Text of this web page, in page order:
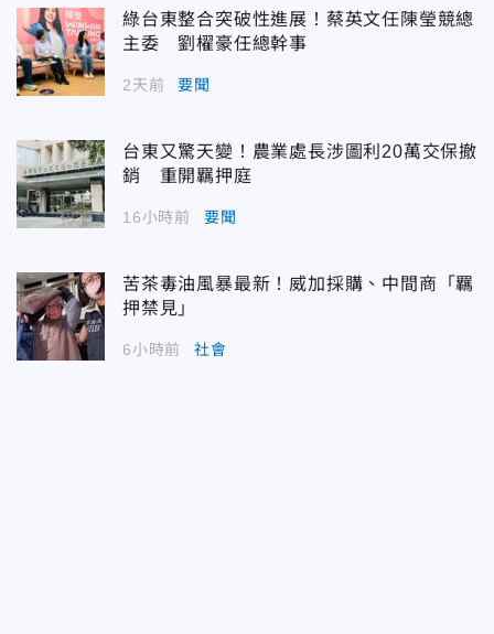
綠台東整合突破性進展！蔡英文任陳瑩競總
主委 劉櫂豪任總幹事
2天前 要聞
台東又驚天變！農業處長涉圖利20萬交保撤
銷 重開羈押庭
16小時前 要聞
苦茶毒油風暴最新！威加採購、中間商「羈
押禁見」
6小時前 社會